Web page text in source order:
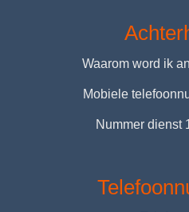
Waarom word ik
Mobiele
Nummer